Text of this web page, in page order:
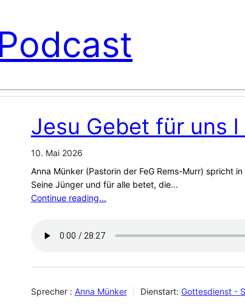
Jesu Gebet für uns
10. Mai 2026
Anna Münker (Pastorin der FeG Rems-Murr) spricht
Seine Jünger und für alle betet, die…
Continue reading...
Sprecher : Anna Münker Dienstart: Gottesdienst -